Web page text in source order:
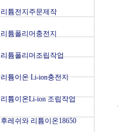
리튬전지주문제작
리튬폴리머충전지
리튬폴리머조립작업
리튬이온 Li-ion충전지
리튬이온Li-ion 조립작업
후레쉬와 리튬이온18650